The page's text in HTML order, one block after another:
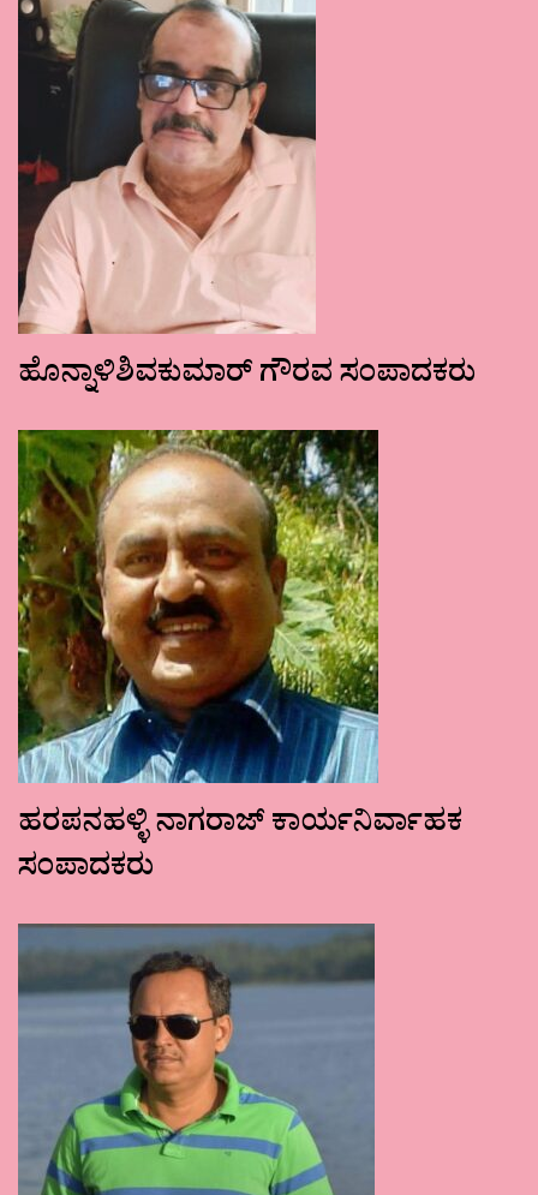
ಹೊನ್ನಾಳಿಶಿವಕುಮಾರ್ ಗೌರವ ಸಂಪಾದಕರು
ಹರಪನಹಳ್ಳಿ ನಾಗರಾಜ್ ಕಾರ್ಯನಿರ್ವಾಹಕ
ಸಂಪಾದಕರು